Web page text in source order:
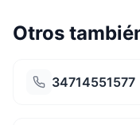
Otros
34714551577